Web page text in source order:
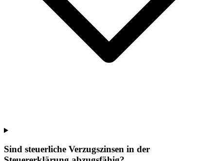
Sind steuerliche Verzugszinsen in der